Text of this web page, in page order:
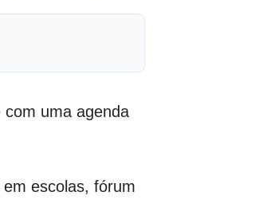
com uma agenda
escolas, fórum